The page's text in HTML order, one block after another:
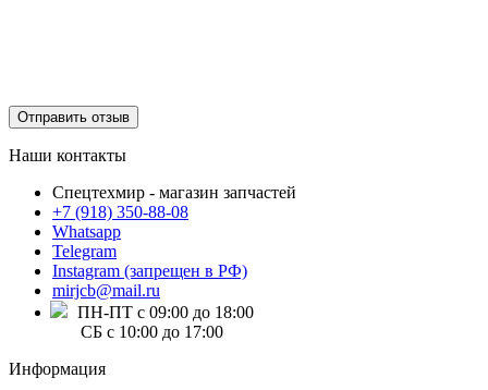
Отправить отзыв
Наши контакты
Спецтехмир - магазин запчастей
+7 (918) 350-88-08
Whatsapp
Telegram
Instagram (запрещен в РФ)
mirjcb@mail.ru
ПН-ПТ с 09:00 до 18:00
СБ с 10:00 до 17:00
Информация